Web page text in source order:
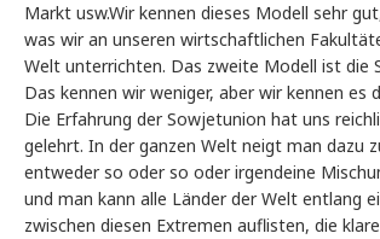
Markt usw.Wir kennen dieses Modell sehr
was wir an unseren wirtschaftlichen
Welt unterrichten. Das zweite Modell ist die
Das kennen wir weniger, aber wir kennen es
Die Erfahrung der Sowjetunion hat uns
gelehrt. In der ganzen Welt neigt man dazu
entweder so oder so oder irgendeine
und man kann alle Länder der Welt entlang
zwischen diesen Extremen auflisten, die